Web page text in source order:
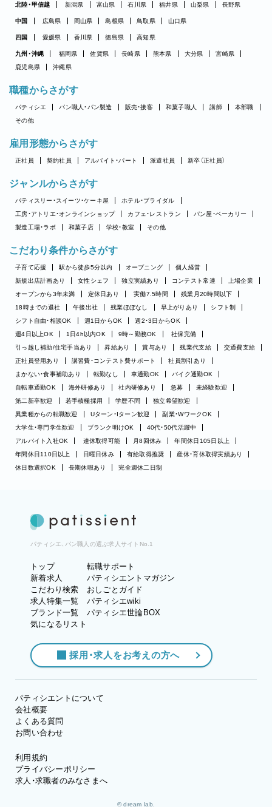
北陸・甲信越 新潟県 富山県 石川県 福井県 山梨県 長野県
中国 広島県 岡山県 島根県 鳥取県 山口県
四国 愛媛県 香川県 徳島県 高知県
九州・沖縄 福岡県 佐賀県 長崎県 熊本県 大分県
宮崎県
鹿児島県
沖縄県
職種からさがす
パティシエ パン職人・パン製造 販売・接客 和菓子職人 講師
本部職
その他
雇用形態からさがす
正社員 契約社員 アルバイト・パート 派遣社員 新卒（正社員）
ジャンルからさがす
パティスリー・スイーツ・ケーキ屋
ホテル・ブライダル
工房・アトリエ・オンラインショップ
カフェ・レストラン
パン屋・ベーカリー
製造工場・ラボ
和菓子店 学校・教室 その他
こだわり条件からさがす
子育て応援 駅から徒歩5分以内 オープニング
個人経営
新規出店計画あり
女性シェフ 独立実績あり コンテスト常連
上場企業
オープンから3年未満
定休日あり 実働7.5時間
残業月20時間以下
18時までの退社
午後出社 残業ほぼなし 早上がりあり
シフト制
シフト自由・相談OK
週1日からOK
週2・3日からOK
週4日以上OK
1日4h以内OK 9時～勤務OK
社保完備
引っ越し補助/住宅手当あり
昇給あり 賞与あり 残業代支給
交通費支給
正社員登用あり
講習費・コンテスト費サポート
社員割引あり
まかない・食事補助あり
転勤なし 車通勤OK
バイク通勤OK
自転車通勤OK
海外研修あり 社内研修あり 急募
未経験歓迎
第二新卒歓迎
若手積極採用 学歴不問
独立希望歓迎
異業種からの転職歓迎
Uターン・Iターン歓迎
副業・WワークOK
大学生・専門学生歓迎
ブランク明けOK
40代・50代活躍中
アルバイト入社OK
連休取得可能 月8回休み
年間休日105日以上
年間休日110日以上
日曜日休み 有給取得推奨
産休・育休取得実績あり
休日数選択OK
長期休暇あり 完全週休二日制
パティシエ、パン職人の選ぶ求人サイトNo.1
トップ
新着求人
こだわり検索
求人特集一覧
ブランド一覧
気になるリスト
転職サポート
パティシエントマガジン
おしごとガイド
パティシエwiki
パティシエ世論BOX
採用・求人をお考えの方へ
パティシエントについて
会社概要
よくある質問
お問い合わせ
利用規約
プライバシーポリシー
求人・求職者のみなさまへ
© dream lab.